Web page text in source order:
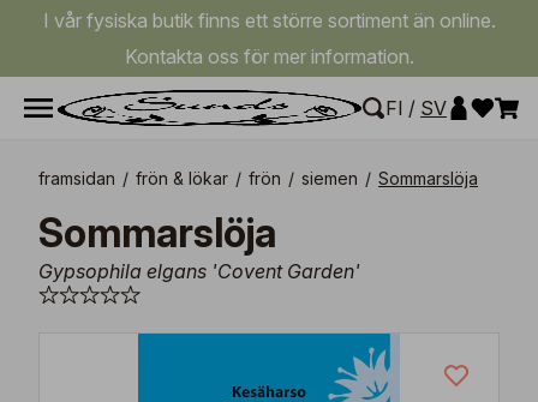
I vår fysiska butik finns ett större sortiment än online.
Kontakta oss för mer information.
FI / SV
framsidan / frön & lökar / frön / siemen / Sommarslöja
Sommarslöja
Gypsophila elgans 'Covent Garden'